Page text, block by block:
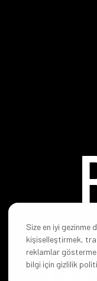
Size en iyi gezinme
kişiselleştirmek,
reklamlar
bilgi için gizlilik